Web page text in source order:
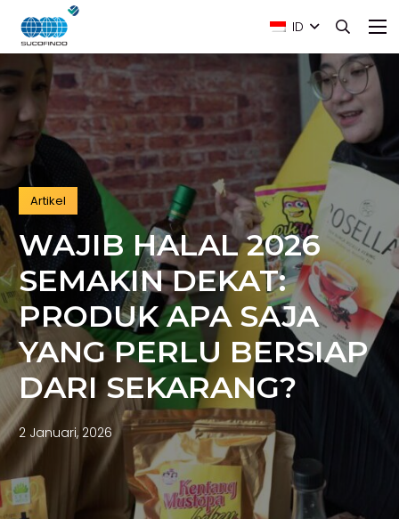
ID
Artikel
WAJIB HALAL 2026
SEMAKIN DEKAT:
PRODUK APA SAJA
YANG PERLU BERSIAP
DARI SEKARANG?
2 Januari, 2026